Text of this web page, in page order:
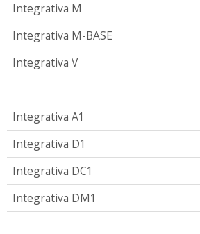
Integrativa M
Integrativa M-BASE
Integrativa V
Integrativa A1
Integrativa D1
Integrativa DC1
Integrativa DM1